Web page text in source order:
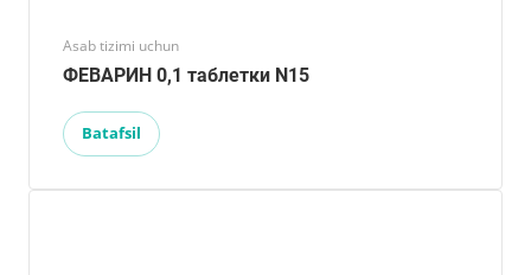
Asab tizimi uchun
ФЕВАРИН 0,1 таблетки N15
Batafsil